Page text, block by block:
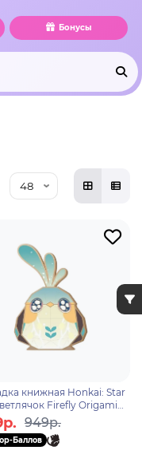
Бонусы
книжная Honkai: Star
Firefly Origami
series 40603
949р.
Баллов